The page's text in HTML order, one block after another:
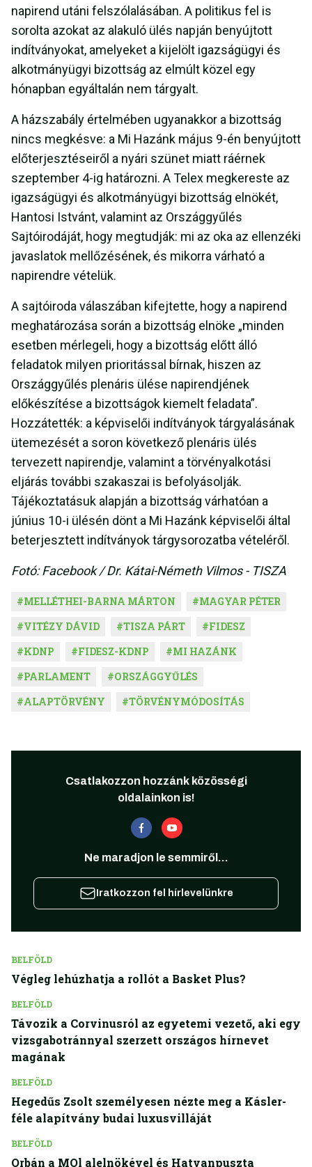
napirend utáni felszólalásában. A politikus fel is
sorolta azokat az alakuló ülés napján benyújtott
indítványokat, amelyeket a kijelölt igazságügyi és
alkotmányügyi bizottság az elmúlt közel egy
hónapban egyáltalán nem tárgyalt.
A házszabály értelmében ugyanakkor a bizottság
nincs megkésve: a Mi Hazánk május 9-én benyújtott
előterjesztéseiről a nyári szünet miatt ráérnek
szeptember 4-ig határozni. A Telex megkereste az
igazságügyi és alkotmányügyi bizottság elnökét,
Hantosi Istvánt, valamint az Országgyűlés
Sajtóirodáját, hogy megtudják: mi az oka az ellenzéki
javaslatok mellőzésének, és mikorra várható a
napirendre vételük.
A sajtóiroda válaszában kifejtette, hogy a napirend
meghatározása során a bizottság elnöke „minden
esetben mérlegeli, hogy a bizottság előtt álló
feladatok milyen prioritással bírnak, hiszen az
Országgyűlés plenáris ülése napirendjének
előkészítése a bizottságok kiemelt feladata”.
Hozzátették: a képviselői indítványok tárgyalásának
ütemezését a soron következő plenáris ülés
tervezett napirendje, valamint a törvényalkotási
eljárás további szakaszai is befolyásolják.
Tájékoztatásuk alapján a bizottság várhatóan a
június 10-i ülésén dönt a Mi Hazánk képviselői által
beterjesztett indítványok tárgysorozatba vételéről.
Fotó: Facebook / Dr. Kátai-Németh Vilmos - TISZA
#MELLÉTHEI-BARNA MÁRTON #MAGYAR PÉTER
#VITÉZY DÁVID #TISZA PÁRT #FIDESZ
#KDNP #FIDESZ-KDNP #MI HAZÁNK
#PARLAMENT #ORSZÁGGYŰLÉS
#ALAPTÖRVÉNY #TÖRVÉNYMÓDOSÍTÁS
Csatlakozzon hozzánk közösségi
oldalainkon is!
Ne maradjon le semmiről...
Iratkozzon fel hírlevelünkre
BELFÖLD
Végleg lehúzhatja a rollót a Basket Plus?
BELFÖLD
Távozik a Corvinusról az egyetemi vezető, aki egy
vizsgabotránnyal szerzett országos hírnevet
magának
BELFÖLD
Hegedűs Zsolt személyesen nézte meg a Kásler-
féle alapítvány budai luxusvilláját
BELFÖLD
Orbán a MOl alelnökével és Hatvanpuszta